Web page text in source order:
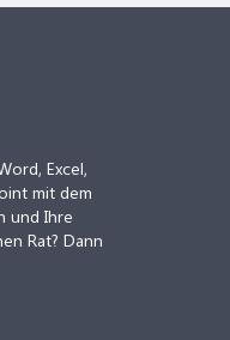
Excel,
mit dem
und Ihre
Rat? Dann